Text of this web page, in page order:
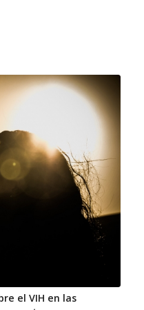
el VIH en las